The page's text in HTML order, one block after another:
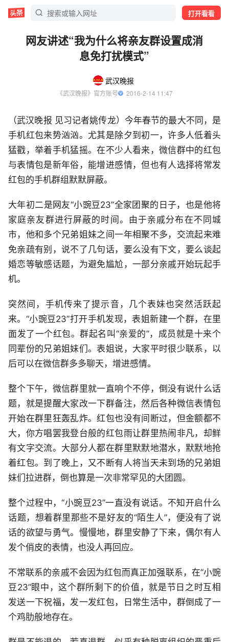
打开看看
网友讲述“我为什么将亲友群设置成消
息免打扰模式”
武汉晚报
《武汉晚报》官方账号
  2016-2-14 11:47
（武汉晚报 见习记者姚传龙）今年春节的最大不同，是
手机红包来势汹汹。尤其是除夕到初一，许多人低着头
猛戳，举着手机猛摇。在不少人看来，微信群中的红包
与表情包是新年俗，能增进感情，但也有人选择将常发
红包的手机群组默默屏蔽。
大年初二是网友“小豌豆23”全家团聚的日子，也是他将
家庭亲友群进行屏蔽的时间。由于亲戚分布在不同城
市，他和多个兄弟姐妹之间一年相聚不多，交流起来难
免亲疏有别，说不了几句话，要么没有下文，要么谈起
婚恋等敏感话题，为避免尴尬，一部分亲戚开始玩起手
机。
突然间，手机传来了提示音，几个表妹也突然活跃起
来。“小豌豆23”打开手机发现，表姐新建一个群，在里
面发了一个红包。群起名叫“亲爱的”，成员就是十来个
同辈份的兄弟姐妹们。表姐说，大家平时很少联系，以
后可以在微信群多多聊天，增进感情。
整个下午，微信群里就一直响个不停，倒没有说什么话
题，就是提醒大家改一下群备注，然后各种微信表情包
开始在群里狂轰乱炸。红包也没有间断过，但金额都不
大，你方唱罢我登台般的红包雨让群里热闹非凡，却鲜
有文字交流。大部分人都在群里默默地潜水，默默地抢
着红包。到了晚上，又不断有人将当天未到场的兄弟姐
妹们拉进群，倒也算是一次非常罕见的大团圆。
整个过程中，“小豌豆23”一直没有说话。不知开启什么
话题，想着群里那些不是好友的“陌生人”，便没有了说
话的欲望与勇气。慢慢地，群里安静了下来，偶尔有人
发个俏皮的表情，也没人再回应。
不常联系的亲戚不会因为红包而真正加强联系，在“小豌
豆23”眼中，这个群所剩下的价值，就是节日之时互相
发送一下祝福，发一发红包，日常生活中，群倒成了一
个鸡肋般地存在。